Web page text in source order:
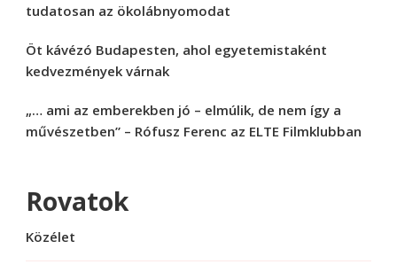
tudatosan az ökolábnyomodat
Öt kávézó Budapesten, ahol egyetemistaként
kedvezmények várnak
„… ami az emberekben jó – elmúlik, de nem így a
művészetben” – Rófusz Ferenc az ELTE Filmklubban
Rovatok
Közélet